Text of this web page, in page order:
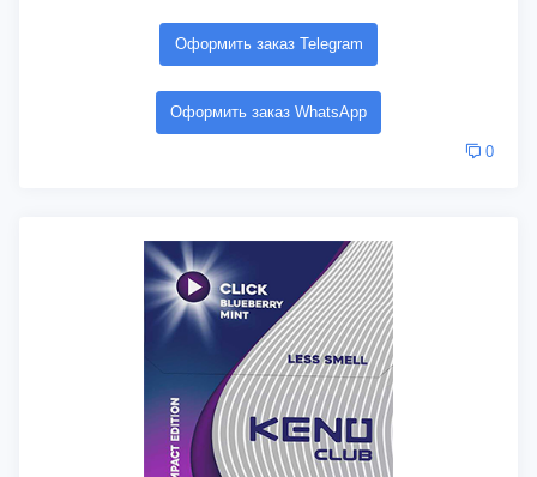
Оформить заказ Telegram
Оформить заказ WhatsApp
0